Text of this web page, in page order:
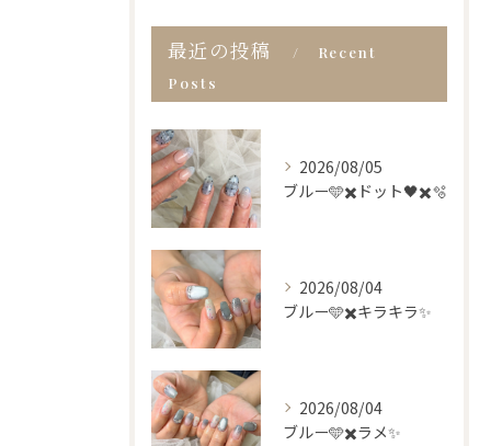
最近の投稿
Recent
Posts
2026/08/05
ブルー🩵✖️ドット🖤✖️🫧
2026/08/04
ブルー🩵✖️キラキラ✨
2026/08/04
ブルー🩵✖️ラメ✨